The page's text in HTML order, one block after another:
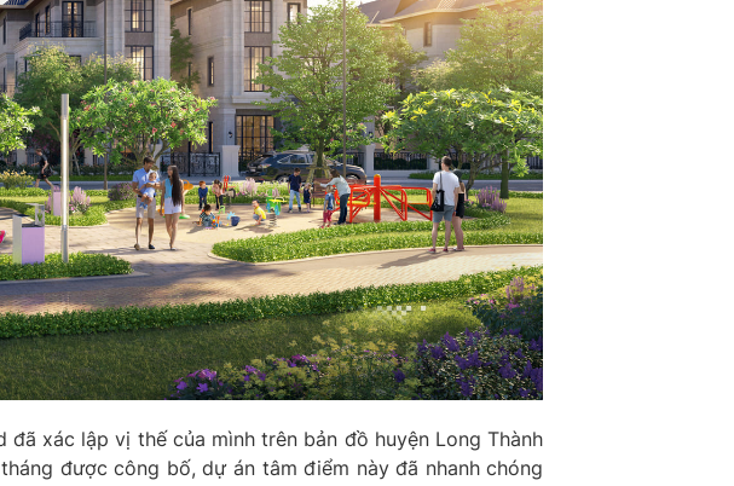
xác lập vị thế của mình trên bản đồ huyện Long Thành
được công bố, dự án tâm điểm này đã nhanh chóng